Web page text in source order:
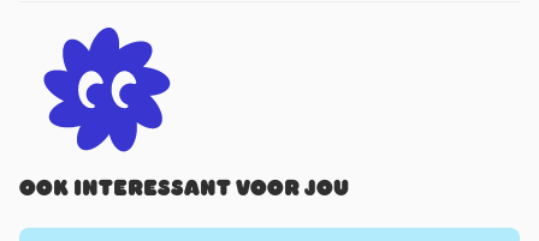
Ook interessant voor jou